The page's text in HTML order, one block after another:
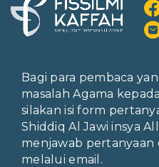
Bagi para pembaca
masalah Agama kepada
silakan isi form
Shiddiq Al Jawi insya
menjawab pertanyaan
melalui email.